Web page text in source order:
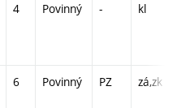
4 Povinný - kl
6 Povinný PZ zá,zk